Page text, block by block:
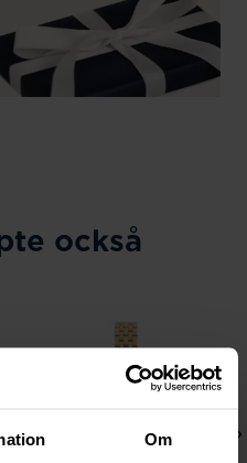
Om
också